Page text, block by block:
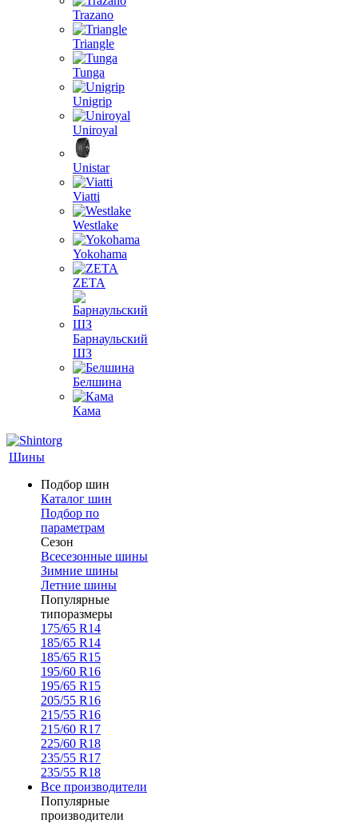
Trazano
Triangle
Tunga
Unigrip
Uniroyal
Unistar
Viatti
Westlake
Yokohama
ZETA
Барнаульский
ШЗ
Белшина
Кама
Шины
Подбор шин
Каталог шин
Подбор по
параметрам
Сезон
Всесезонные шины
Зимние шины
Летние шины
Популярные
типоразмеры
175/65 R14
185/65 R14
185/65 R15
195/60 R16
195/65 R15
205/55 R16
215/55 R16
215/60 R17
225/60 R18
235/55 R17
235/55 R18
Все производители
Популярные
производители